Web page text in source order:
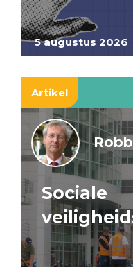
5 augustus 2026
Artikel
Sociale